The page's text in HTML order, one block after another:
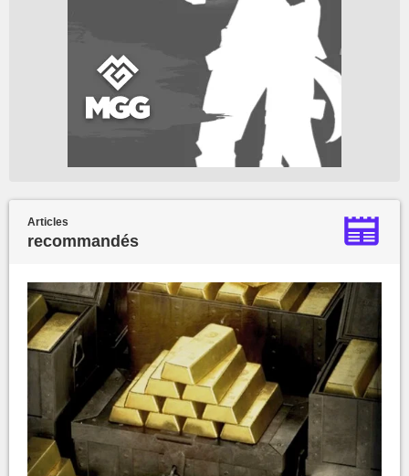
Articles
recommandés